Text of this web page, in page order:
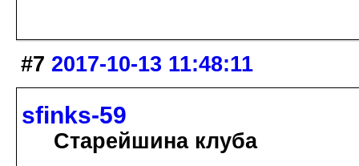
#7 2017-10-13 11:48:11
sfinks-59
Старейшина клуба